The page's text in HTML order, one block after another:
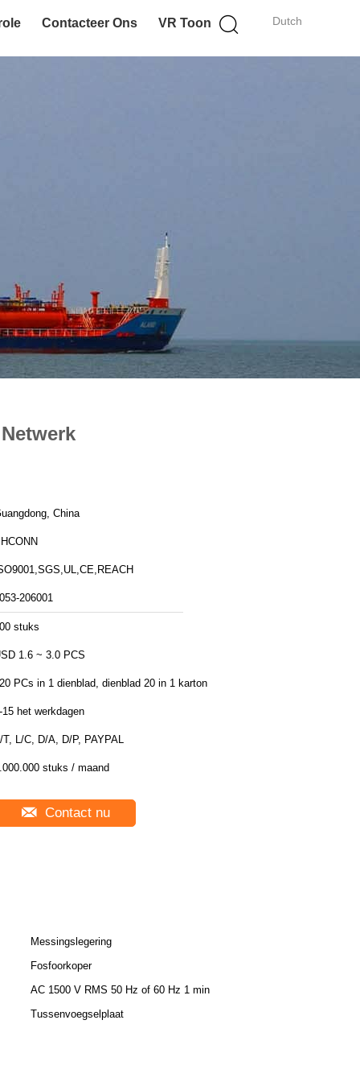
Dutch
Contacteer Ons VR Toon
China
206001
stuks
1.6 ~ 3.0 PCS
PCs in 1 dienblad, dienblad 20 in 1 karton
15 het werkdagen
T, L/C, D/A, D/P, PAYPAL
stuks / maand
Contact nu
Messingslegering
Fosfoorkoper
AC 1500 V RMS 50 Hz of 60 Hz 1 min
Tussenvoegselplaat